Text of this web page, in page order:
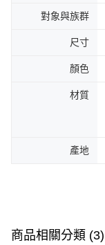
對象與族群
尺寸
顏色
材質
產地
商品相關分類 (3)